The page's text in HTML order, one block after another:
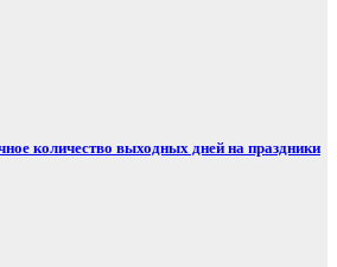
количество выходных дней на праздники